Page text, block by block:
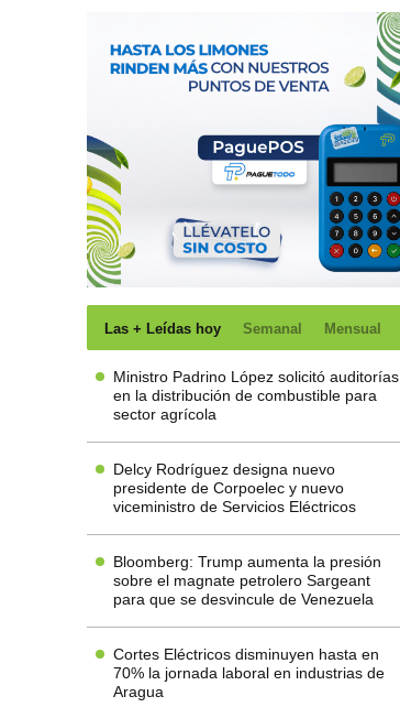
Las + Leídas hoy Semanal Mensual
Ministro Padrino López solicitó auditorías
en la distribución de combustible para
sector agrícola
Delcy Rodríguez designa nuevo
presidente de Corpoelec y nuevo
viceministro de Servicios Eléctricos
Bloomberg: Trump aumenta la presión
sobre el magnate petrolero Sargeant
para que se desvincule de Venezuela
Cortes Eléctricos disminuyen hasta en
70% la jornada laboral en industrias de
Aragua